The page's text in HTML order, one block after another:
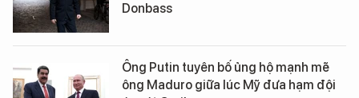
Donbass
Ông Putin tuyên bố ủng hộ mạnh mẽ
ông Maduro giữa lúc Mỹ đưa hạm đội